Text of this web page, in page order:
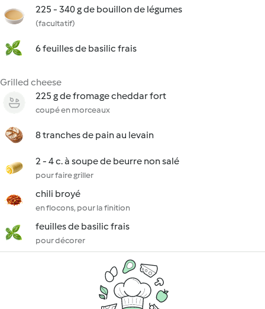
225 - 340 g de bouillon de légumes
(facultatif)
6 feuilles de basilic frais
Grilled cheese
225 g de fromage cheddar fort
coupé en morceaux
8 tranches de pain au levain
2 - 4 c. à soupe de beurre non salé
pour faire griller
chili broyé
en flocons, pour la finition
feuilles de basilic frais
pour décorer